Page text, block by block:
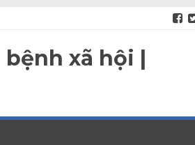
bệnh xã hội |